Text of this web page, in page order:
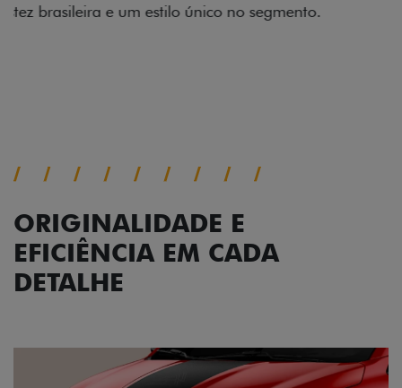
impecável e detalhes escurecidos.
ORIGINALIDADE E
EFICIÊNCIA EM CADA
DETALHE